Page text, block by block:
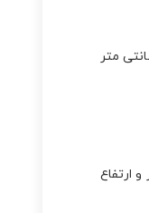
طلا قهوه ای قلم و قطر 40 سانتی متر و ارتفاع